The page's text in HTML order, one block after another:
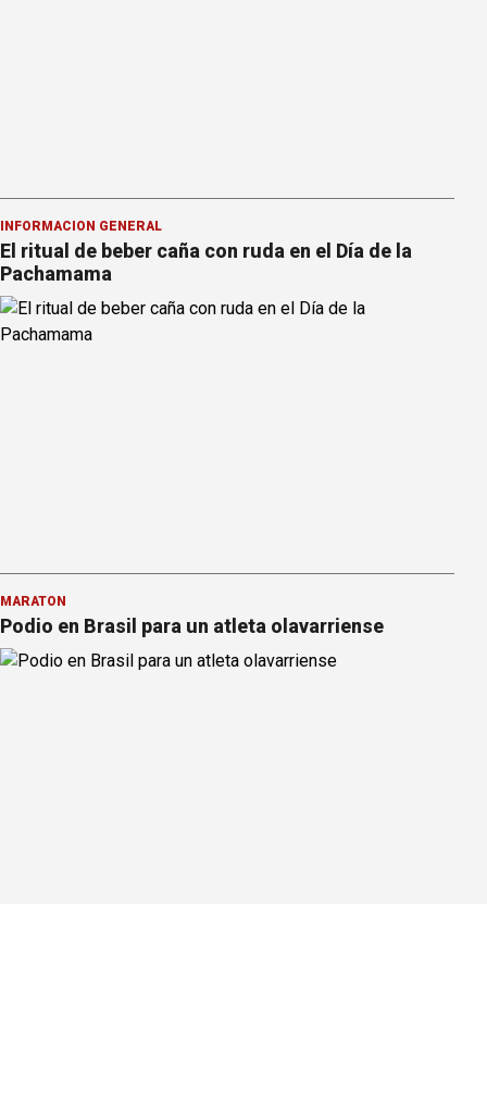
INFORMACION GENERAL
El ritual de beber caña con ruda en el Día de la
Pachamama
MARATÓN
Podio en Brasil para un atleta olavarriense